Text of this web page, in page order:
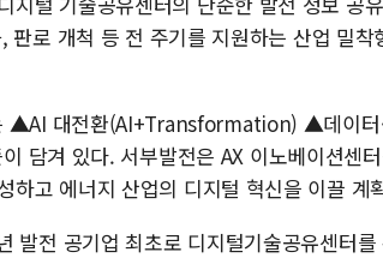
판로 개척 등 전 주기를 지원하는 산업 밀
▲AI 대전환(AI+Transformation) ▲데이
담겨 있다. 서부발전은 AX 이노베이션센
하고 에너지 산업의 디지털 혁신을 이끌 계
발전 공기업 최초로 디지털기술공유센터